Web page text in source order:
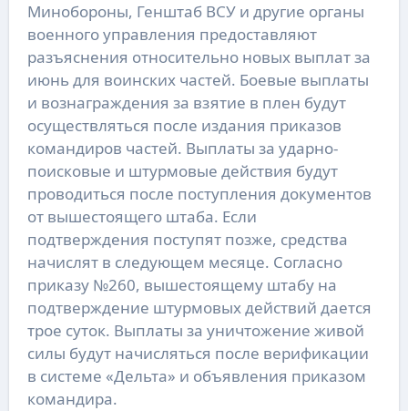
Минобороны, Генштаб ВСУ и другие органы
военного управления предоставляют
разъяснения относительно новых выплат за
июнь для воинских частей. Боевые выплаты
и вознаграждения за взятие в плен будут
осуществляться после издания приказов
командиров частей. Выплаты за ударно-
поисковые и штурмовые действия будут
проводиться после поступления документов
от вышестоящего штаба. Если
подтверждения поступят позже, средства
начислят в следующем месяце. Согласно
приказу №260, вышестоящему штабу на
подтверждение штурмовых действий дается
трое суток. Выплаты за уничтожение живой
силы будут начисляться после верификации
в системе «Дельта» и объявления приказом
командира.